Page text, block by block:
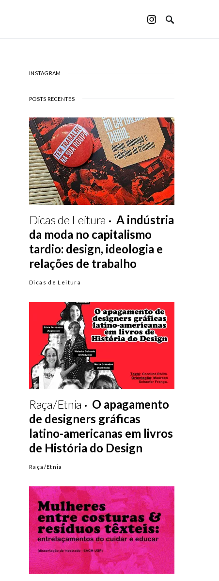
INSTAGRAM
POSTS RECENTES
Dicas de Leitura
A indústria
da moda no capitalismo
tardio: design, ideologia e
relações de trabalho
Dicas de Leitura
Raça/Etnia
O apagamento
de designers gráficas
latino-americanas em livros
de História do Design
Raça/Etnia